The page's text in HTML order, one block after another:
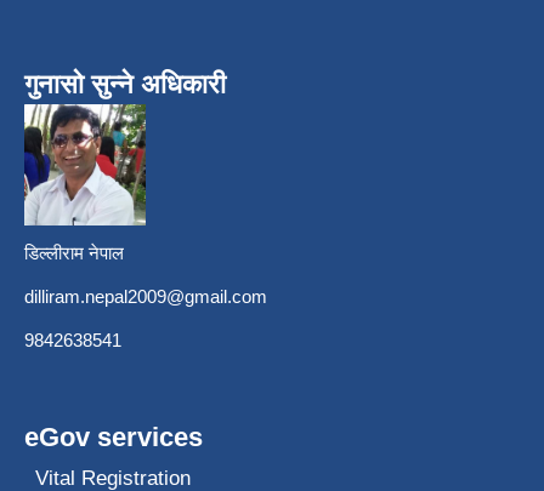
गुनासो सुन्ने अधिकारी
डिल्लीराम नेपाल
dilliram.nepal2009@gmail.com
9842638541
eGov services
Vital Registration